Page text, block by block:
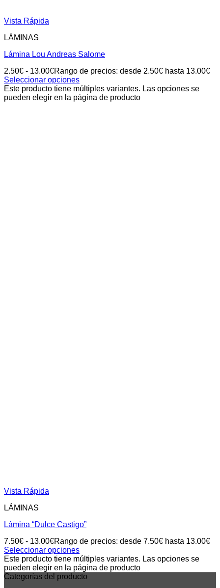
Vista Rápida
LÁMINAS
Lámina Lou Andreas Salome
2.50€ - 13.00€Rango de precios: desde 2.50€ hasta 13.00€
Seleccionar opciones
Este producto tiene múltiples variantes. Las opciones se
pueden elegir en la página de producto
Vista Rápida
LÁMINAS
Lámina “Dulce Castigo”
7.50€ - 13.00€Rango de precios: desde 7.50€ hasta 13.00€
Seleccionar opciones
Este producto tiene múltiples variantes. Las opciones se
pueden elegir en la página de producto
Categorías del producto